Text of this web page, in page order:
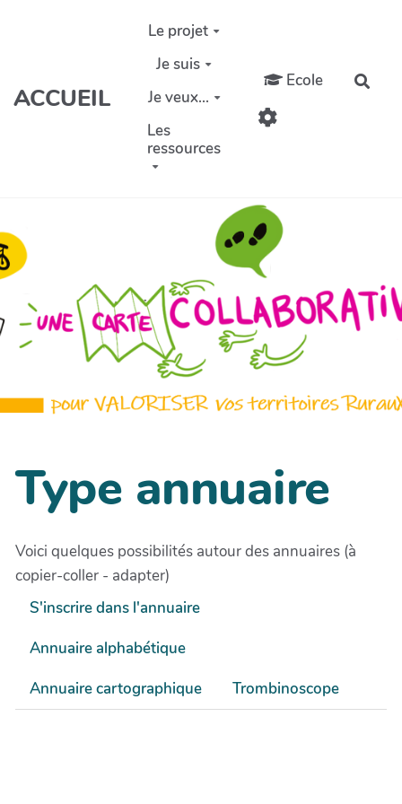
Aller au contenu principal
ACCUEIL
Le projet
Je suis
Je veux...
Les
ressources
Ecole
Type annuaire
Voici quelques possibilités autour des annuaires (à
copier-coller - adapter)
S'inscrire dans l'annuaire
Annuaire alphabétique
Annuaire cartographique
Trombinoscope